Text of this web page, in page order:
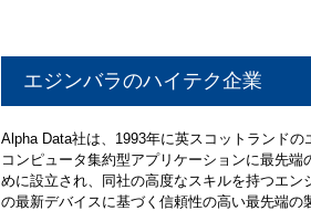
エジンバラのハイテク企業
Alpha Data社は、1993年に英スコットランドの
コンピュータ集約型アプリケーションに最先端
めに設立され、同社の高度なスキルを持つエン
の最新デバイスに基づく信頼性の高い最先端の